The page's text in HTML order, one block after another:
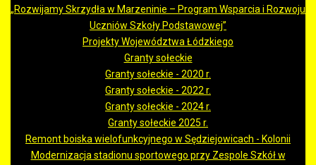
„Rozwijamy Skrzydła w Marzeninie – Program Wsparcia i Rozwoju
Uczniów Szkoły Podstawowej”
Projekty Województwa Łódzkiego
Granty sołeckie
Granty sołeckie - 2020 r.
Granty sołeckie - 2022 r.
Granty sołeckie - 2024 r.
Granty sołeckie 2025 r.
Remont boiska wielofunkcyjnego w Sędziejowicach - Kolonii
Modernizacja stadionu sportowego przy Zespole Szkół w